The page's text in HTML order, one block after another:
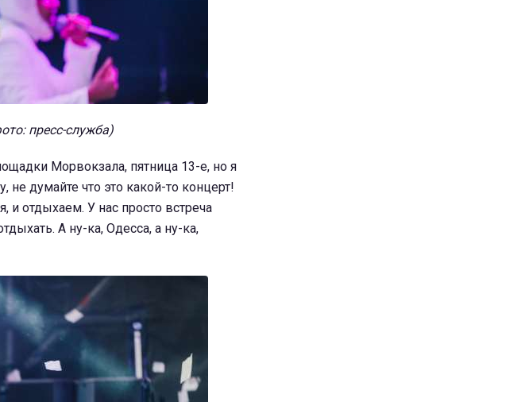
пресс-служба)
Морвокзала, пятница 13-е, но я
не думайте что это какой-то концерт!
и отдыхаем. У нас просто встреча
А ну-ка, Одесса, а ну-ка,